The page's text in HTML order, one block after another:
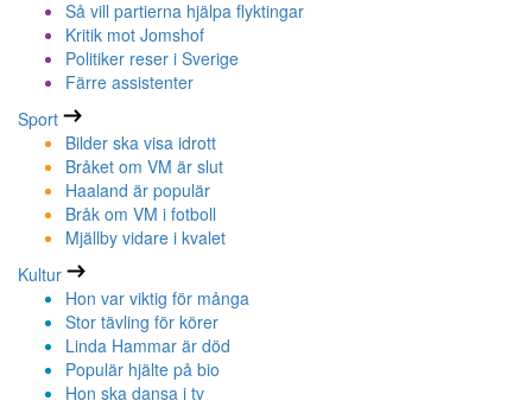
Så vill partierna hjälpa flyktingar
Kritik mot Jomshof
Politiker reser i Sverige
Färre assistenter
Sport
Bilder ska visa idrott
Bråket om VM är slut
Haaland är populär
Bråk om VM i fotboll
Mjällby vidare i kvalet
Kultur
Hon var viktig för många
Stor tävling för körer
Linda Hammar är död
Populär hjälte på bio
Hon ska dansa i tv